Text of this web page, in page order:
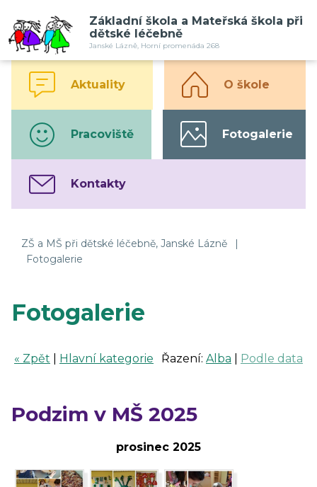
Základní škola a Mateřská škola při
dětské léčebně
Janské Lázně, Horní promenáda 268
Aktuality O škole
Pracoviště Fotogalerie
Kontakty
ZŠ a MŠ při dětské léčebně, Janské Lázně
|
Fotogalerie
Fotogalerie
Řazení: Alba Podle data
« Zpět Hlavní kategorie
Podzim v MŠ 2025
prosinec 2025